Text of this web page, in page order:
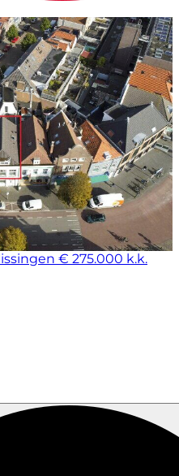
€ 275.000 k.k.